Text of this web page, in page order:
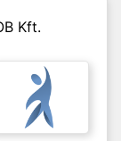
Kft.